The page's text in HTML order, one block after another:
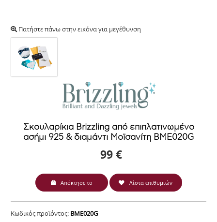
Πατήστε πάνω στην εικόνα για μεγέθυνση
Σκουλαρίκια Brizzling από επιπλατινωμένο
ασήμι 925 & διαμάντι Μοϊσανίτη BME020G
99 €
Απόκτησε το Λίστα επιθυμιών
Κωδικός προϊόντος: BME020G